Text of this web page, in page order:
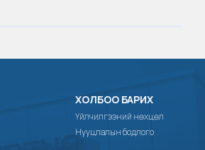
ХОЛБОО БАРИХ
Үйлчилгээний нөхцөл
Нууцлалын бодлого